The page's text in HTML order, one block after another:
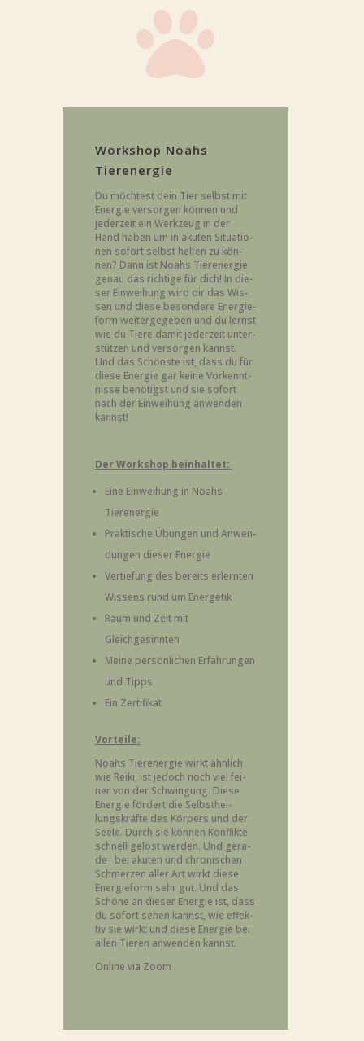

Work­shop Noahs
Tierenergie
Du möch­test dein Tier selbst mit
Ener­gie ver­sor­gen kön­nen und
jeder­zeit ein Werk­zeug in der
Hand haben um in aku­ten Situa­tio­
nen sofort selbst hel­fen zu kön­
nen? Dann ist Noahs Tier­ener­gie
genau das rich­ti­ge für dich! In die­
ser Ein­wei­hung wird dir das Wis­
sen und die­se beson­de­re Ener­gie­
form wei­ter­ge­ge­ben und du lernst
wie du Tie­re damit jeder­zeit unter­
stüt­zen und ver­sor­gen kannst.
Und das Schöns­te ist, dass du für
die­se Ener­gie gar kei­ne Vor­kennt­
nis­se benö­tigst und sie sofort
nach der Ein­wei­hung anwen­den
kannst!
Der Work­shop beinhaltet:
Eine Ein­wei­hung in Noahs
Tierenergie
Prak­ti­sche Übun­gen und Anwen­
dun­gen die­ser Energie
Ver­tie­fung des bereits erlern­ten
Wis­sens rund um Energetik
Raum und Zeit mit
Gleichgesinnten
Mei­ne per­sön­li­chen Erfah­run­gen
und Tipps
Ein Zer­ti­fi­kat
Vor­tei­le:
Noahs Tier­ener­gie wirkt ähn­lich
wie Rei­ki, ist jedoch noch viel fei­
ner von der Schwin­gung. Die­se
Ener­gie för­dert die Selbst­hei­
lungs­kräf­te des Kör­pers und der
See­le. Durch sie kön­nen Kon­flik­te
schnell gelöst wer­den. Und gera­
de bei aku­ten und chro­ni­schen
Schmer­zen aller Art wirkt die­se
Ener­gie­form sehr gut. Und das
Schö­ne an die­ser Ener­gie ist, dass
du sofort sehen kannst, wie effek­
tiv sie wirkt und die­se Ener­gie bei
allen Tie­ren anwen­den kannst.
Online via Zoom